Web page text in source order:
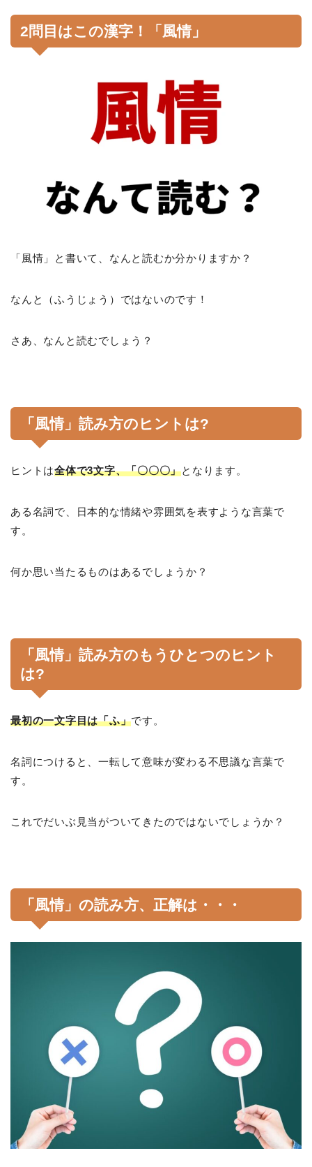
2問目はこの漢字！「風情」
「風情」と書いて、なんと読むか分かりますか？
なんと（ふうじょう）ではないのです！
さあ、なんと読むでしょう？
「風情」読み方のヒントは?
ヒントは全体で3文字、「〇〇〇」となります。
ある名詞で、日本的な情緒や雰囲気を表すような言葉で
す。
何か思い当たるものはあるでしょうか？
「風情」読み方のもうひとつのヒント
は?
最初の一文字目は「ふ」です。
名詞につけると、一転して意味が変わる不思議な言葉で
す。
これでだいぶ見当がついてきたのではないでしょうか？
「風情」の読み方、正解は・・・